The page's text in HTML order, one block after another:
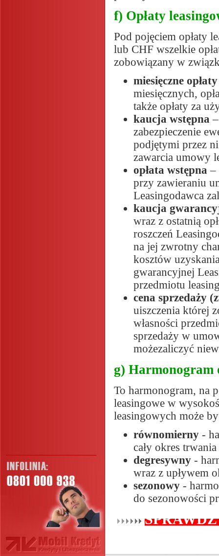
f) Opłaty
Pod pojęciem opłaty
lub CHF wszelkie
zobowiązany w
miesięczne
miesięcznych,
także opłaty za
kaucja wstępna
zabezpieczenie
podjętymi przez
zawarcia umowy
opłata wstępna –
przy zawieraniu
Leasingodawca
kaucja
wraz z ostatnią
roszczeń
na jej zwrotny
kosztów
gwarancyjnej
przedmiotu
cena sprzedaży
uiszczenia której
własności
sprzedaży w
możezaliczyć
g) Harmonogram
To harmonogram, na
leasingowe w
leasingowych może
równomierny -
cały okres
degresywny -
wraz z upływem
sezonowy -
do sezonowości